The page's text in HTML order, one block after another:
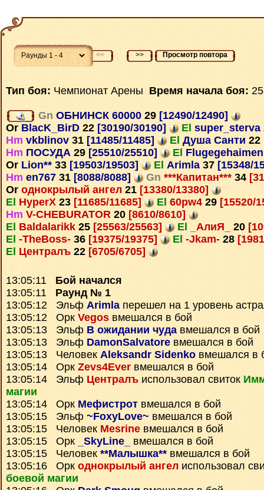
<< >> Просмотр повтора
Тип боя: Чемпионат Арены Время начала боя:
Gn ОБНИНСК 60000 29 [12490/12490]
Or BlacK_BirD 22 [30190/30190] El super_sterva
Hm vkblinov 31 [11485/11485] El Душа Санти 22
Hm ПОСУДА 29 [25510/25510] El
Or Lion** 33 [19503/19503] El Arimla 37 [15348/
Hm en767 31 [8088/8088] Gn ***Капитан*** 34
Or однокрылый ангел 21 [13380/13380]
El HyperX 23 [11685/11685] El 60pw4 29 [15520/
Hm V-CHEBURATOR 20 [8610/8610]
El Baldalarikk 25 [25563/25563] El _АлиЯ_ 20
El -TheBoss- 36 [19375/19375] El -Jkam- 28
El Централъ 22 [6705/6705]
13:05:11 Бой начался
13:05:11 Раунд № 1
13:05:12 Эльф Arimlaперешел на 1 уровень
13:05:12 Орк Vegos вмешался в бой
13:05:13 Эльф В ожидании чуда вмешался в бой
13:05:13 Эльф DamonSalvatore вмешался в бой
13:05:13 Человек Aleksandr Sidenko вмешался в
13:05:14 Орк Zevs4Ever вмешался в бой
13:05:14 Эльф Централъ использовал свиток
магии
13:05:14 Орк Мефистрот вмешался в бой
13:05:15 Эльф ~FoxyLove~ вмешался в бой
13:05:15 Человек Mesrine вмешался в бой
13:05:15 Орк
_SkyLine_
вмешался в бой
13:05:15 Человек **Малышка** вмешался в бой
13:05:16 Орк однокрылый ангел использовал
боевой магии